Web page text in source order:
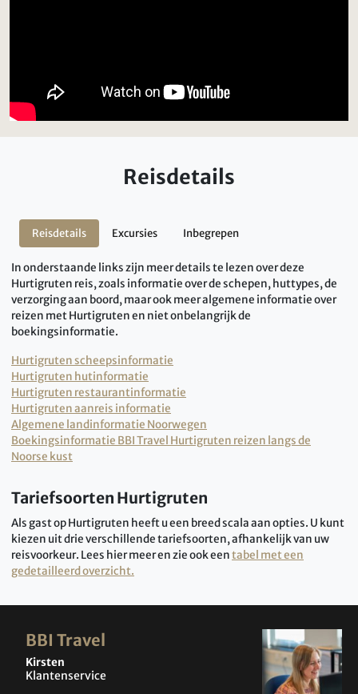
Reisdetails
Reisdetails Excursies Inbegrepen
In onderstaande links zijn meer details te lezen over deze
Hurtigruten reis, zoals informatie over de schepen, huttypes, de
verzorging aan boord, maar ook meer algemene informatie over
reizen met Hurtigruten en niet onbelangrijk de
boekingsinformatie.
Hurtigruten scheepsinformatie
Hurtigruten hutinformatie
Hurtigruten restaurantinformatie
Hurtigruten aanreis informatie
Algemene landinformatie Noorwegen
Boekingsinformatie BBI Travel Hurtigruten reizen langs de
Noorse kust
Tariefsoorten Hurtigruten
Als gast op Hurtigruten heeft u een breed scala aan opties. U kunt
kiezen uit drie verschillende tariefsoorten, afhankelijk van uw
reisvoorkeur. Lees hier meer en zie ook eentabel met een
gedetailleerd overzicht.
BBI Travel
Kirsten
Klantenservice